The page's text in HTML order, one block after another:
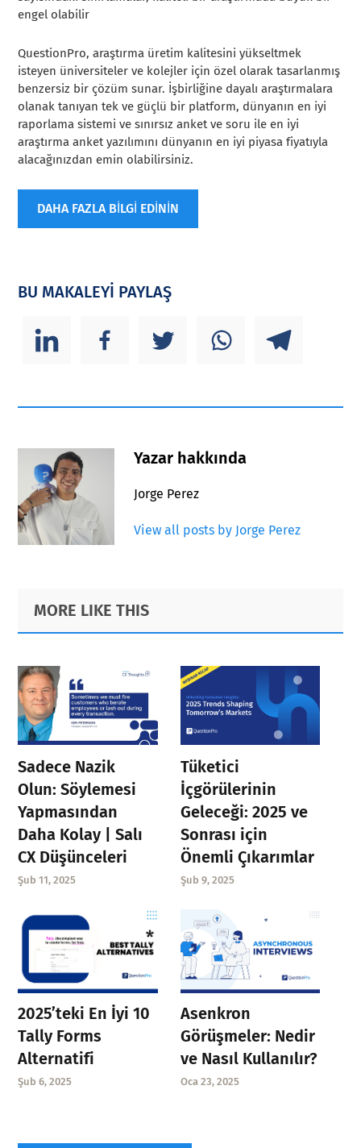
engel olabilir
QuestionPro, araştırma üretim kalitesini yükseltmek
isteyen üniversiteler ve kolejler için özel olarak tasarlanmış
benzersiz bir çözüm sunar. İşbirliğine dayalı araştırmalara
olanak tanıyan tek ve güçlü bir platform, dünyanın en iyi
raporlama sistemi ve sınırsız anket ve soru ile en iyi
araştırma anket yazılımını dünyanın en iyi piyasa fiyatıyla
alacağınızdan emin olabilirsiniz.
DAHA FAZLA BİLGİ EDİNİN
BU MAKALEYİ PAYLAŞ
Yazar hakkında
Jorge Perez
View all posts by Jorge Perez
Primary
Sidebar
Footer
MORE LIKE THIS
Sadece Nazik
Olun: Söylemesi
Yapmasından
Daha Kolay | Salı
CX Düşünceleri
Şub 11, 2025
Tüketici
İçgörülerinin
Geleceği: 2025 ve
Sonrası için
Önemli Çıkarımlar
Şub 9, 2025
2025’teki En İyi 10
Tally Forms
Alternatifi
Şub 6, 2025
Asenkron
Görüşmeler: Nedir
ve Nasıl Kullanılır?
Oca 23, 2025